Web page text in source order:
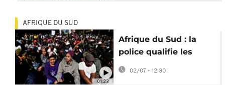
01:23
AFRIQUE DU SUD
Afrique du Sud : la
police qualifie les
manifestations du 30
juin de "pacifiques"
02/07 - 12:30